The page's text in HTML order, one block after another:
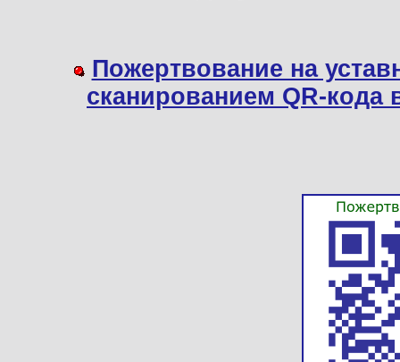
Пожертвование на
сканированием QR-